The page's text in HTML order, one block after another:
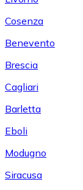
Cosenza
Benevento
Brescia
Cagliari
Barletta
Eboli
Modugno
Siracusa